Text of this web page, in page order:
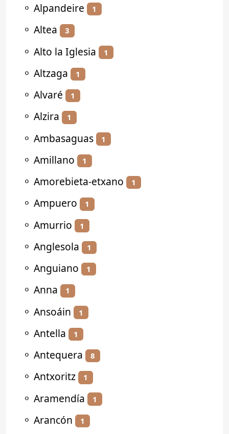
⚬ Alpandeire 1
⚬ Altea 3
⚬ Alto la Iglesia 1
⚬ Altzaga 1
⚬ Alvaré 1
⚬ Alzira 1
⚬ Ambasaguas 1
⚬ Amillano 1
⚬ Amorebieta-etxano 1
⚬ Ampuero 1
⚬ Amurrio 1
⚬ Anglesola 1
⚬ Anguiano 1
⚬ Anna 1
⚬ Ansoáin 1
⚬ Antella 1
⚬ Antequera 8
⚬ Antxoritz 1
⚬ Aramendía 1
⚬ Arancón 1